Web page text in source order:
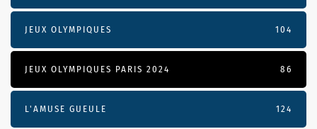
JEUX OLYMPIQUES 104
JEUX OLYMPIQUES PARIS 2024 86
L'AMUSE GUEULE 124